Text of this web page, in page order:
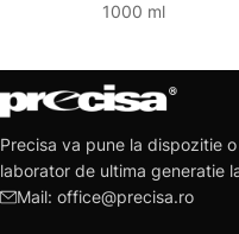
1000 ml
Precisa va pune la dispozitie
laborator de ultima generatie
Mail: office@precisa.ro